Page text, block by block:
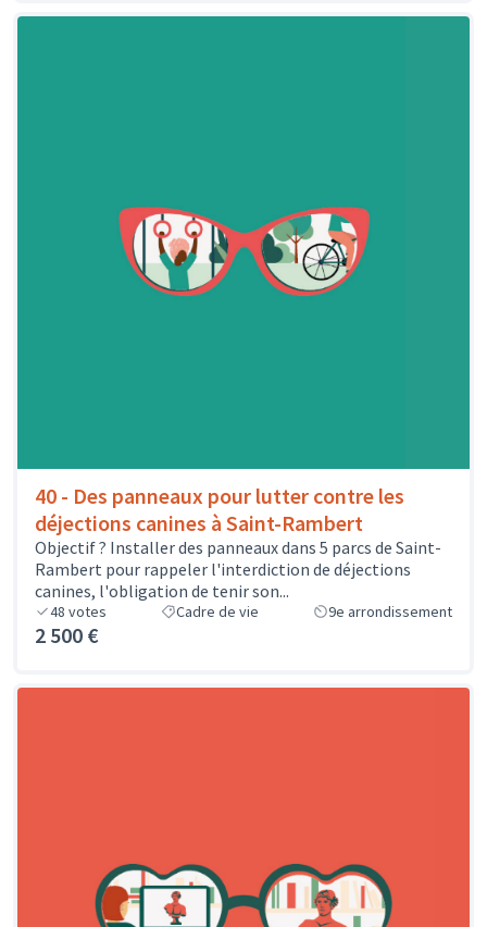
40 - Des panneaux pour lutter contre les
déjections canines à Saint-Rambert
Objectif ? Installer des panneaux dans 5 parcs de Saint-
Rambert pour rappeler l'interdiction de déjections
canines, l'obligation de tenir son...
48 votes Cadre de vie 9e arrondissement
2 500 €